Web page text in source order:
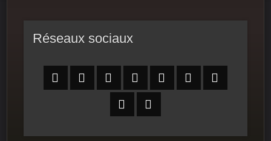
Réseaux sociaux